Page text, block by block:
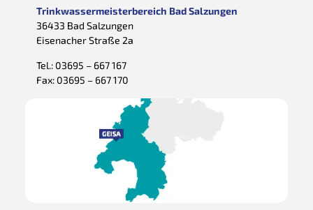
Trinkwassermeisterbereich Bad Salzungen
36433 Bad Salzungen
Eisenacher Straße 2a
Tel.: 03695 – 667 167
Fax: 03695 – 667 170